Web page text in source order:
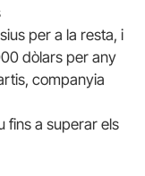
per a la resta, i
dòlars per any
companyia
fins a superar els